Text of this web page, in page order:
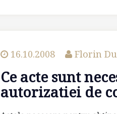
16.10.2008 Florin
Ce acte sunt
autorizatiei de